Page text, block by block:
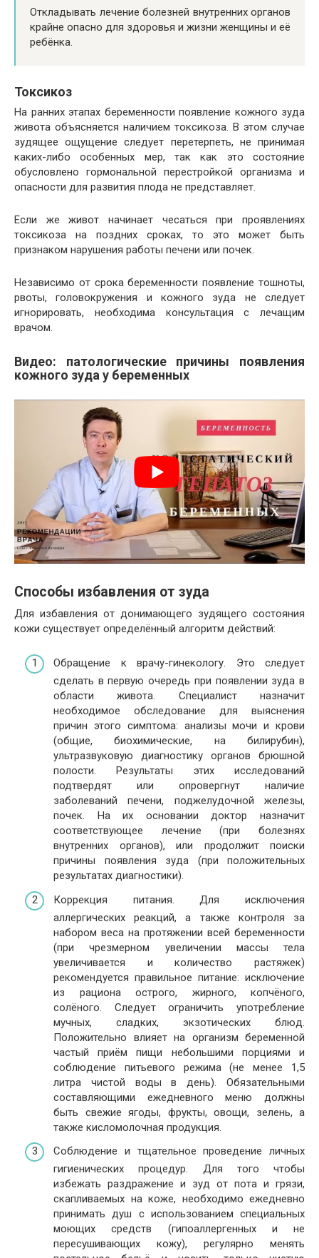
Откладывать лечение болезней внутренних органов
крайне опасно для здоровья и жизни женщины и её
ребёнка.
Токсикоз
На ранних этапах беременности появление кожного зуда
живота объясняется наличием токсикоза. В этом случае
зудящее ощущение следует перетерпеть, не принимая
каких-либо особенных мер, так как это состояние
обусловлено гормональной перестройкой организма и
опасности для развития плода не представляет.
Если же живот начинает чесаться при проявлениях
токсикоза на поздних сроках, то это может быть
признаком нарушения работы печени или почек.
Независимо от срока беременности появление тошноты,
рвоты, головокружения и кожного зуда не следует
игнорировать, необходима консультация с лечащим
врачом.
Видео: патологические причины появления
кожного зуда у беременных
Способы избавления от зуда
Для избавления от донимающего зудящего состояния
кожи существует определённый алгоритм действий:
Обращение к врачу-гинекологу. Это следует
сделать в первую очередь при появлении зуда в
области живота. Специалист назначит
необходимое обследование для выяснения
причин этого симптома: анализы мочи и крови
(общие, биохимические, на билирубин),
ультразвуковую диагностику органов брюшной
полости. Результаты этих исследований
подтвердят или опровергнут наличие
заболеваний печени, поджелудочной железы,
почек. На их основании доктор назначит
соответствующее лечение (при болезнях
внутренних органов), или продолжит поиски
причины появления зуда (при положительных
результатах диагностики).
Коррекция питания. Для исключения
аллергических реакций, а также контроля за
набором веса на протяжении всей беременности
(при чрезмерном увеличении массы тела
увеличивается и количество растяжек)
рекомендуется правильное питание: исключение
из рациона острого, жирного, копчёного,
солёного. Следует ограничить употребление
мучных, сладких, экзотических блюд.
Положительно влияет на организм беременной
частый приём пищи небольшими порциями и
соблюдение питьевого режима (не менее 1,5
литра чистой воды в день). Обязательными
составляющими ежедневного меню должны
быть свежие ягоды, фрукты, овощи, зелень, а
также кисломолочная продукция.
Соблюдение и тщательное проведение личных
гигиенических процедур. Для того чтобы
избежать раздражение и зуд от пота и грязи,
скапливаемых на коже, необходимо ежедневно
принимать душ с использованием специальных
моющих средств (гипоаллергенных и не
пересушивающих кожу), регулярно менять